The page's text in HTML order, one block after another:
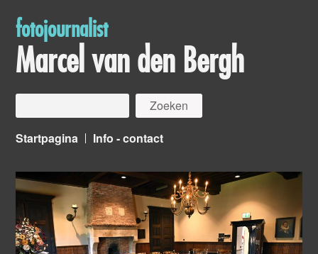
fotojournalist
Marcel van den Bergh
Startpagina Info - contact